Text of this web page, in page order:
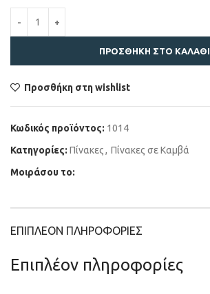
ΠΡΟΣΘΉΚΗ ΣΤΟ ΚΑΛΆΘΙ
Προσθήκη στη wishlist
Κωδικός προϊόντος: 1014
Κατηγορίες: Πίνακες, Πίνακες σε Καμβά
Μοιράσου το:
ΕΠΙΠΛΈΟΝ ΠΛΗΡΟΦΟΡΊΕΣ
Επιπλέον πληροφορίες